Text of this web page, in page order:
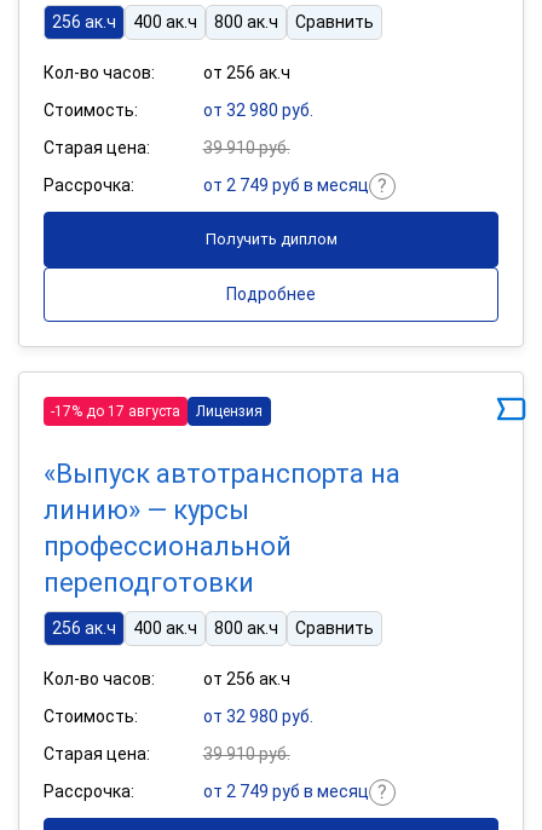
256 ак.ч 400 ак.ч 800 ак.ч Сравнить
Кол-во часов:
от 256 ак.ч
Стоимость:
от 32 980 руб.
Старая цена:
39 910 руб.
Рассрочка:
от 2 749 руб в месяц
Получить диплом
Подробнее
-17% до 17 августа Лицензия
«Выпуск автотранспорта на
линию» — курсы
профессиональной
переподготовки
256 ак.ч 400 ак.ч 800 ак.ч Сравнить
Кол-во часов:
от 256 ак.ч
Стоимость:
от 32 980 руб.
Старая цена:
39 910 руб.
Рассрочка:
от 2 749 руб в месяц